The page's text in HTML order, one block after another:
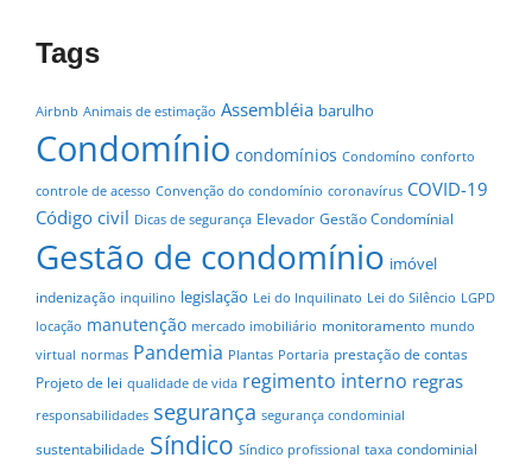
Tags
Airbnb Animais de estimação Assembléia barulho
Condomínio condomínios Condomíno conforto
controle de acesso Convenção do condomínio coronavírus COVID-19
Código civil Dicas de segurança Elevador Gestão Condomínial
Gestão de condomínio imóvel
indenização inquilino legislação Lei do Inquilinato Lei do Silêncio LGPD
locação manutenção mercado imobiliário monitoramento mundo
virtual normas Pandemia Plantas Portaria prestação de contas
Projeto de lei qualidade de vida regimento interno regras
responsabilidades segurança segurança condominial
sustentabilidade Síndico Síndico profissional taxa condominial